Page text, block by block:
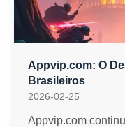
Appvip.com: O
Brasileiros
2026-02-25
Appvip.com